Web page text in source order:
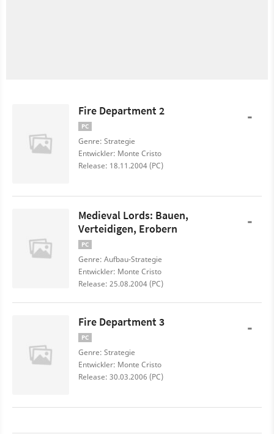
Fire Department 2
PC
Genre: Strategie
Entwickler: Monte Cristo
Release: 18.11.2004 (PC)
-
Medieval Lords: Bauen,
Verteidigen, Erobern
PC
Genre: Aufbau-Strategie
Entwickler: Monte Cristo
Release: 25.08.2004 (PC)
-
Fire Department 3
PC
Genre: Strategie
Entwickler: Monte Cristo
Release: 30.03.2006 (PC)
-